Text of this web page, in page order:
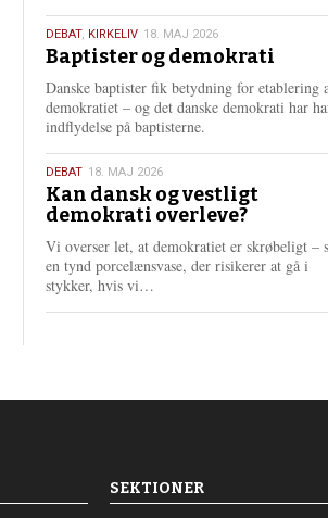
18.
maj
2026
DEBAT, KIRKELIV 18. MAJ 2026
Baptister og demokrati
Danske baptister fik betydning for etablering
demokratiet – og det danske demokrati har
indflydelse på baptisterne.
18.
maj
2026
DEBAT 18. MAJ 2026
Kan dansk og vestligt
demokrati overleve?
Vi overser let, at demokratiet er skrøbeligt –
en tynd porcelænsvase, der risikerer at gå i
stykker, hvis vi…
e
SEKTIONER